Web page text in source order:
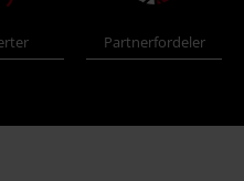
Partnerfordeler